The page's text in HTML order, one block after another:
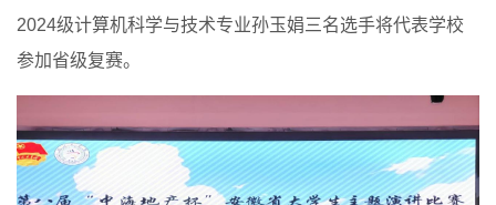
2024级计算机科学与技术专业孙玉娟三名选手将代表学校
参加省级复赛。